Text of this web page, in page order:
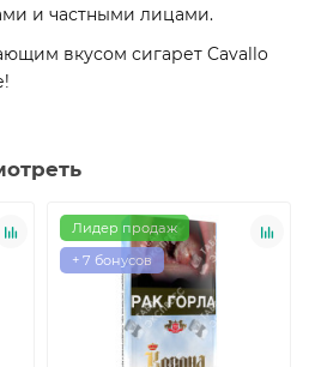
и частными лицами.
вкусом сигарет Cavallo
Лидер продаж
+ 7 бонусов